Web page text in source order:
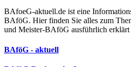
BAfoeG-aktuell.de ist eine
BAföG. Hier finden Sie alles zum
und Meister-BAföG ausführlich
BAföG - aktuell